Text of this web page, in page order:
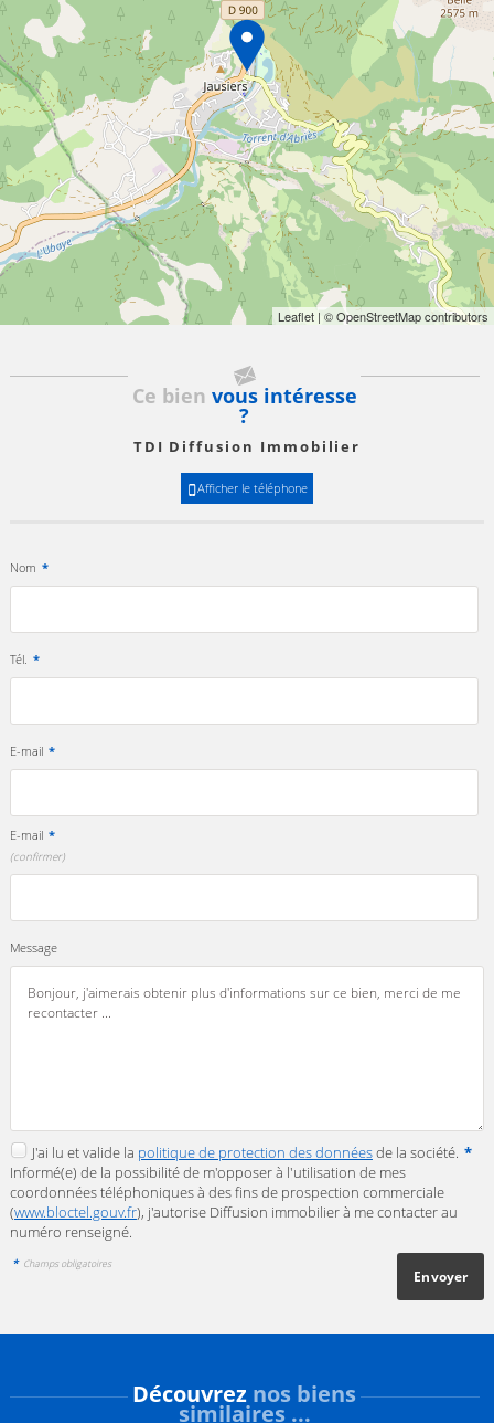
Leaflet | © OpenStreetMap contributors
Ce bien vous intéresse
?
TDI Diffusion Immobilier
Afficher le téléphone
Nom *
Tél. *
E-mail *
E-mail *
(confirmer)
Message
J'ai lu et valide la politique de protection des donnéesde la société. *
Informé(e) de la possibilité de m'opposer à l'utilisation de mes
coordonnées téléphoniques à des fins de prospection commerciale
(www.bloctel.gouv.fr), j'autorise Diffusion immobilier à me contacter au
numéro renseigné.
* Champs obligatoires
Découvrez nos biens
similaires ...